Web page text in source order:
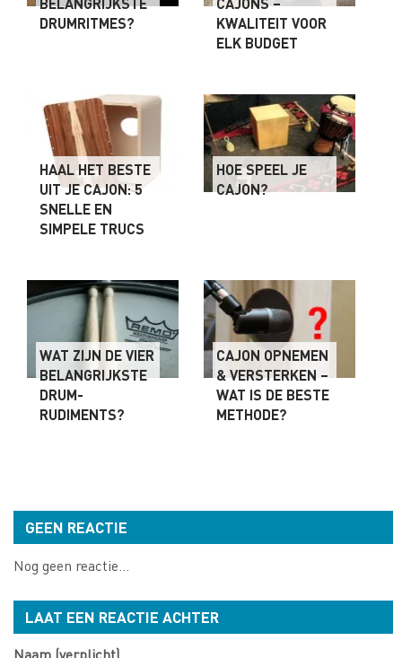
DRUMRITMES?
KWALITEIT VOOR
ELK BUDGET
HAAL HET BESTE
UIT JE CAJON: 5
SNELLE EN
SIMPELE TRUCS
HOE SPEEL JE
CAJON?
WAT ZIJN DE VIER
BELANGRIJKSTE
DRUM-
RUDIMENTS?
CAJON OPNEMEN
& VERSTERKEN –
WAT IS DE BESTE
METHODE?
GEEN REACTIE
Nog geen reactie...
LAAT EEN REACTIE ACHTER
Naam (verplicht)